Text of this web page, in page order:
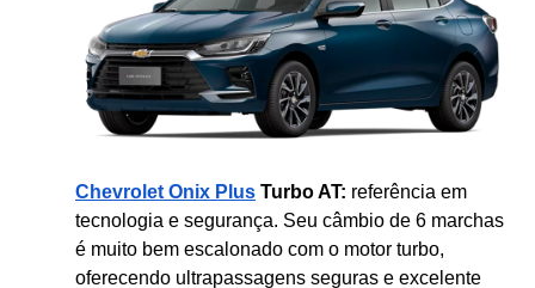
Chevrolet Onix Plus Turbo AT: referência em
tecnologia e segurança. Seu câmbio de 6 marchas
é muito bem escalonado com o motor turbo,
oferecendo ultrapassagens seguras e excelente